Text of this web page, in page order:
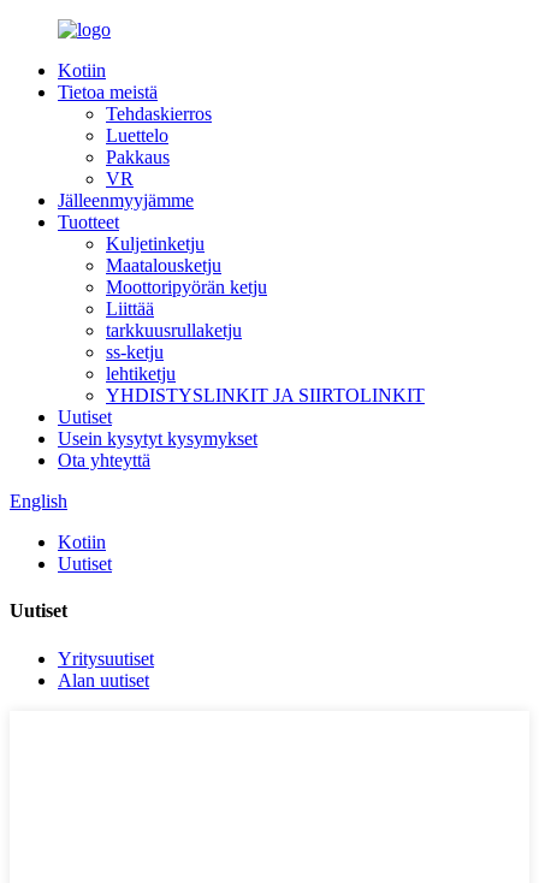
Kotiin
Tietoa meistä
Tehdaskierros
Luettelo
Pakkaus
VR
Jälleenmyyjämme
Tuotteet
Kuljetinketju
Maatalousketju
Moottoripyörän ketju
Liittää
tarkkuusrullaketju
ss-ketju
lehtiketju
YHDISTYSLINKIT JA SIIRTOLINKIT
Uutiset
Usein kysytyt kysymykset
Ota yhteyttä
English
Kotiin
Uutiset
Uutiset
Yritysuutiset
Alan uutiset